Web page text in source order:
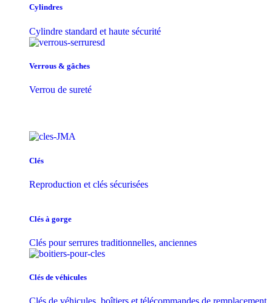
Cylindres
Cylindre standard et haute sécurité
Verrous & gâches
Verrou de sureté
Clés
Reproduction et clés sécurisées
Clés à gorge
Clés pour serrures traditionnelles, anciennes
Clés de véhicules